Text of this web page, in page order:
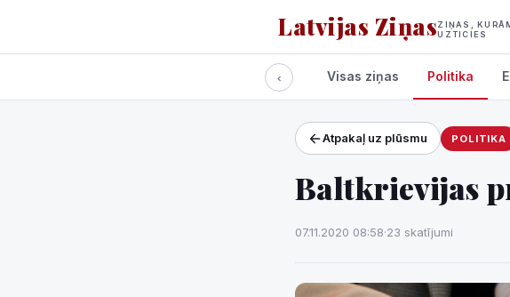
Latvijas ZiņasZIŅAS,
UZTICIES
Projekti un pakalpojumi
Laikapstākļi
‹ Visas ziņas Politika
Atpakaļ uz plūsmu POLITIKA
Baltkrievijas
07.11.2020 08:58·23 skatījumi